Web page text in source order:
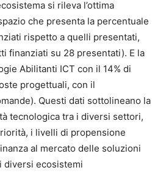
si rileva l’ottima
che presenta la percentuale
rispetto a quelli presentati,
finanziati su 28 presentati). E la
Abilitanti ICT con il 14% di
progettuali, con il
Questi dati sottolineano la
tecnologica tra i diversi settori,
i livelli di propensione
al mercato delle soluzioni
diversi ecosistemi